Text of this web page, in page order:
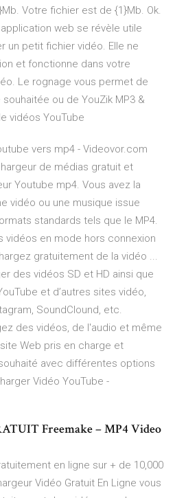
Votre fichier est de {1}Mb. Ok.
web se révèle utile
un petit fichier vidéo. Elle ne
et fonctionne dans votre
Le rognage vous permet de
ou de YouZik MP3 &
vidéos YouTube
vers mp4 - Videovor.com
de médias gratuit et
Youtube mp4. Vous avez la
vidéo ou une musique issue
standards tels que le MP4.
vidéos en mode hors connexion
gratuitement de la vidéo ...
des vidéos SD et HD ainsi que
et d’autres sites vidéo,
SoundClound, etc.
des vidéos, de l'audio et même
Web pris en charge et
avec différentes options
Vidéo YouTube -
Freemake – MP4 Video
en ligne sur + de 10,000
Vidéo Gratuit En Ligne vous